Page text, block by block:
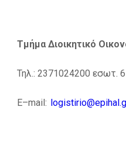
Τμήμα Διοικητικό
Τηλ.: 2371024200 εσωτ. 6
E–mail: logistirio@epihal.